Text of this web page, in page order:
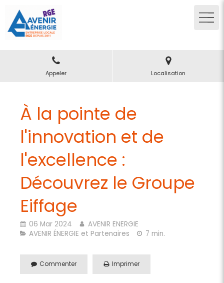
Appeler Localisation
À la pointe de
l'innovation et de
l'excellence :
Découvrez le Groupe
Eiffage
06 Mar 2024
AVENIR ENERGIE
AVENIR ÉNERGIE et Partenaires
7 min.
Commenter Imprimer